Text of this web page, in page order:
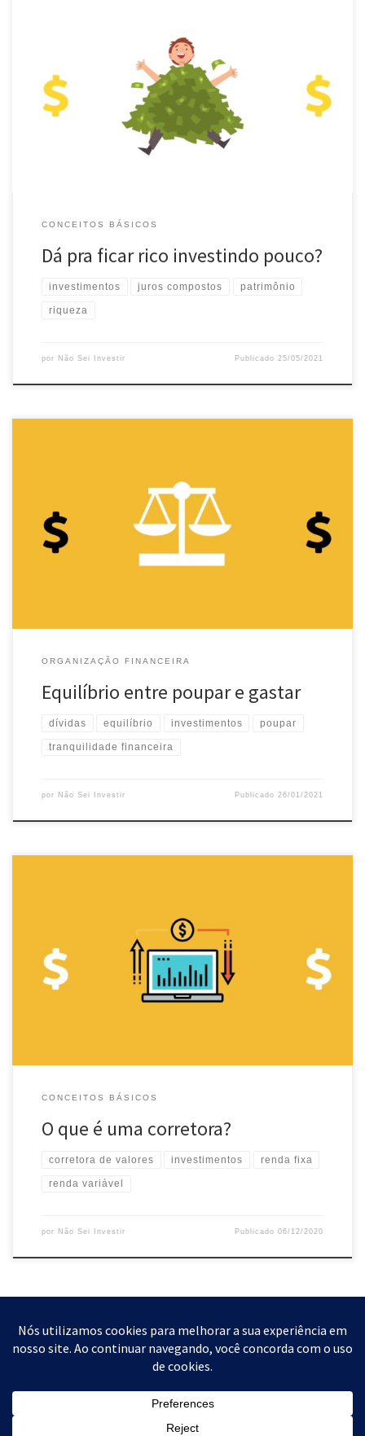
É possível ficar rico investindo pouco? A pergunta é capciosa, pois
“rico” e “pouco” são termos relativos, que possuem percepções
diferentes de acordo com cada indivíduo. Vamos ver. Quanto é
“rico”? De quanto uma pessoa precisa para ser considerada rica?
Difícil dizer. Entretanto, creio que é fácil concordar que uma […]
CONCEITOS BÁSICOS
Dá pra ficar rico investindo pouco?
investimentos juros compostos patrimônio
riqueza
por Não Sei Investir Publicado25/05/2021
As melhores soluções não costumam estar nos extremos, mas sim
no meio termo. Vamos conversar um pouco sobre o equilíbrio
necessário entre poupar e gastar. Poupar Investir é essencial. A
previdência social é um mecanismo com uma série de problemas
e no qual não é prudente confiar. Delegar ao governo […]
ORGANIZAÇÃO FINANCEIRA
Equilíbrio entre poupar e gastar
dívidas equilíbrio investimentos poupar
tranquilidade financeira
por Não Sei Investir Publicado26/01/2021
Dentro do mundo dos investimentos, muito se fala sobre
corretora. Sabe do que se trata? Vamos conversar um pouco
sobre as corretoras de valores. Corretora de valores Uma
corretora de valores faz o intermédio da compra e venda de
títulos financeiros. Simplificando: quando você precisa comprar
CONCEITOS BÁSICOS
O que é uma corretora?
corretora de valores investimentos renda fixa
renda variável
por Não Sei Investir Publicado06/12/2020
– Designed with the